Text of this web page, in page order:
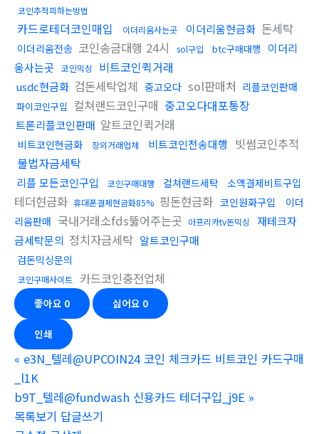
코인추적피하는방법
카드로테더코인매입 이더리움사는곳 이더리움현금화 돈세탁
이더리움전송 코인송금대행 24시 sol구입 btc구매대행
이더리
움사는곳
코인믹싱 비트코인퀵거래
usdc현금화 검돈세탁업체 중고오다 sol판매처 리플코인판매
파이코인구입 컬쳐랜드코인구매 중고오다대포통장
트론리플코인판매 알트코인퀵거래
비트코인현금화 장외거래업체 비트코인전송대행
빗썸코인추적
불법자금세탁
리플 모든코인구입 코인구매대행 컬쳐랜드세탁 소액결제비트구입
테더현금화 휴대폰결제현금화85% 핑돈현금화 코인원화구입
이더
리움판매 국내거래소fds뚫어주는곳 아프리카tv돈믹싱
재테크자
금세탁문의 정치자금세탁 알트코인구매
검돈믹싱문의
코인구매사이트 카드코인충전업체
좋아요 0 싫어요 0
인쇄
« e3N_텔레@UPCOIN24 코인 체크카드 비트코인 카드구매
_l1K
b9T_텔레@fundwash 신용카드 테더구입_j9E »
목록보기 답글쓰기